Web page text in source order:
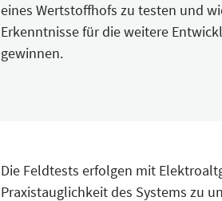
eines Wertstoffhofs zu testen und
Erkenntnisse für die weitere
gewinnen.
Die Feldtests erfolgen mit
Praxistauglichkeit des Systems zu